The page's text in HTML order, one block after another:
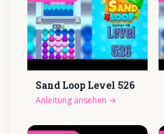
Sand Loop Level 526
Anleitung ansehen →